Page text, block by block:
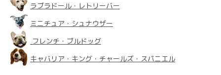
ラブラドール・レトリーバー
ミニチュア・シュナウザー
フレンチ・ブルドッグ
キャバリア・キング・チャールズ・スパニエル